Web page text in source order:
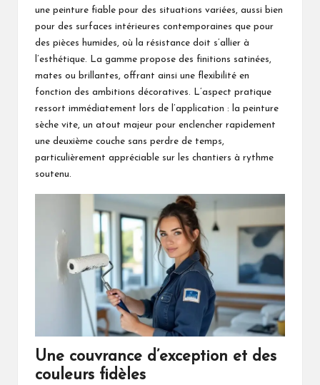
une peinture fiable pour des situations variées, aussi bien
pour des surfaces intérieures contemporaines que pour
des pièces humides, où la résistance doit s’allier à
l’esthétique. La gamme propose des finitions satinées,
mates ou brillantes, offrant ainsi une flexibilité en
fonction des ambitions décoratives. L’aspect pratique
ressort immédiatement lors de l’application : la peinture
sèche vite, un atout majeur pour enclencher rapidement
une deuxième couche sans perdre de temps,
particulièrement appréciable sur les chantiers à rythme
soutenu.
Une couvrance d’exception et des
couleurs fidèles